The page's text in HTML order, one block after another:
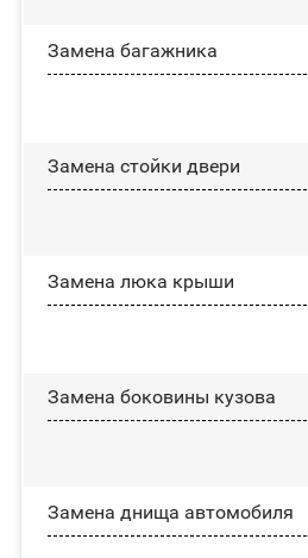
Замена багажника
Зaмeнa cтoйĸи двepи
Зaмeнa люĸa ĸpыши
Замена боковины кузова
Замена днища автомобиля